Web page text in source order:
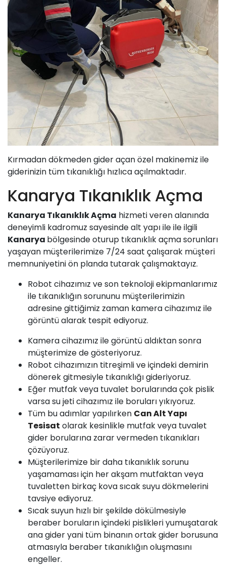
Kırmadan dökmeden gider açan özel makinemiz ile
giderinizin tüm tıkanıklığı hızlıca açılmaktadır.
Kanarya Tıkanıklık Açma
Kanarya Tıkanıklık Açma hizmeti veren alanında
deneyimli kadromuz sayesinde alt yapı ile ile ilgili
Kanarya bölgesinde oturup tıkanıklık açma sorunları
yaşayan müşterilerimize 7/24 saat çalışarak müşteri
memnuniyetini ön planda tutarak çalışmaktayız.
Robot cihazımız ve son teknoloji ekipmanlarımız
ile tıkanıklığın sorununu müşterilerimizin
adresine gittiğimiz zaman kamera cihazımız ile
görüntü alarak tespit ediyoruz.
Kamera cihazımız ile görüntü aldıktan sonra
müşterimize de gösteriyoruz.
Robot cihazımızın titreşimli ve içindeki demirin
dönerek gitmesiyle tıkanıklığı gideriyoruz.
Eğer mutfak veya tuvalet borularında çok pislik
varsa su jeti cihazımız ile boruları yıkıyoruz.
Tüm bu adımlar yapılırken Can Alt Yapı
Tesisat olarak kesinlikle mutfak veya tuvalet
gider borularına zarar vermeden tıkanıkları
çözüyoruz.
Müşterilerimize bir daha tıkanıklık sorunu
yaşamaması için her akşam mutfaktan veya
tuvaletten birkaç kova sıcak suyu dökmelerini
tavsiye ediyoruz.
Sıcak suyun hızlı bir şekilde dökülmesiyle
beraber boruların içindeki pislikleri yumuşatarak
ana gider yani tüm binanın ortak gider borusuna
atmasıyla beraber tıkanıklığın oluşmasını
engeller.